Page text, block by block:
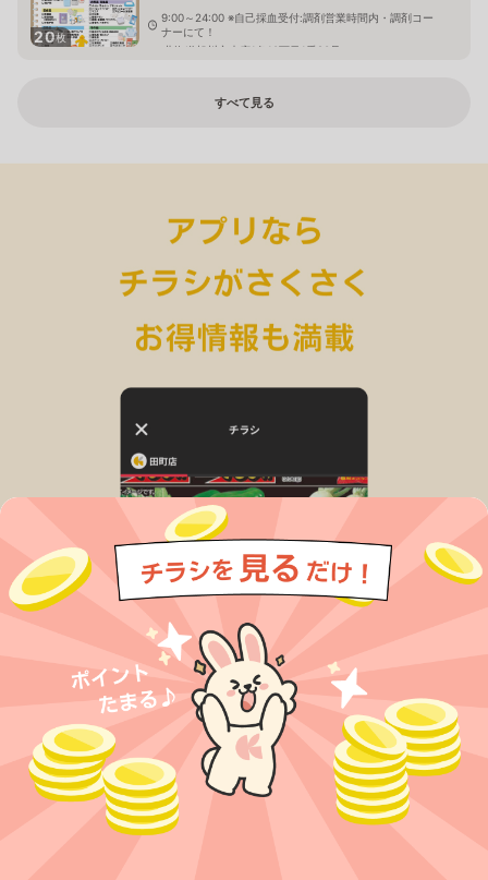
20枚
9:00～24:00 ※自己採血受付:調剤営業時間内・調剤コー
ナーにて！
北海道旭川市末広1条10丁目1番20号
すべて見る